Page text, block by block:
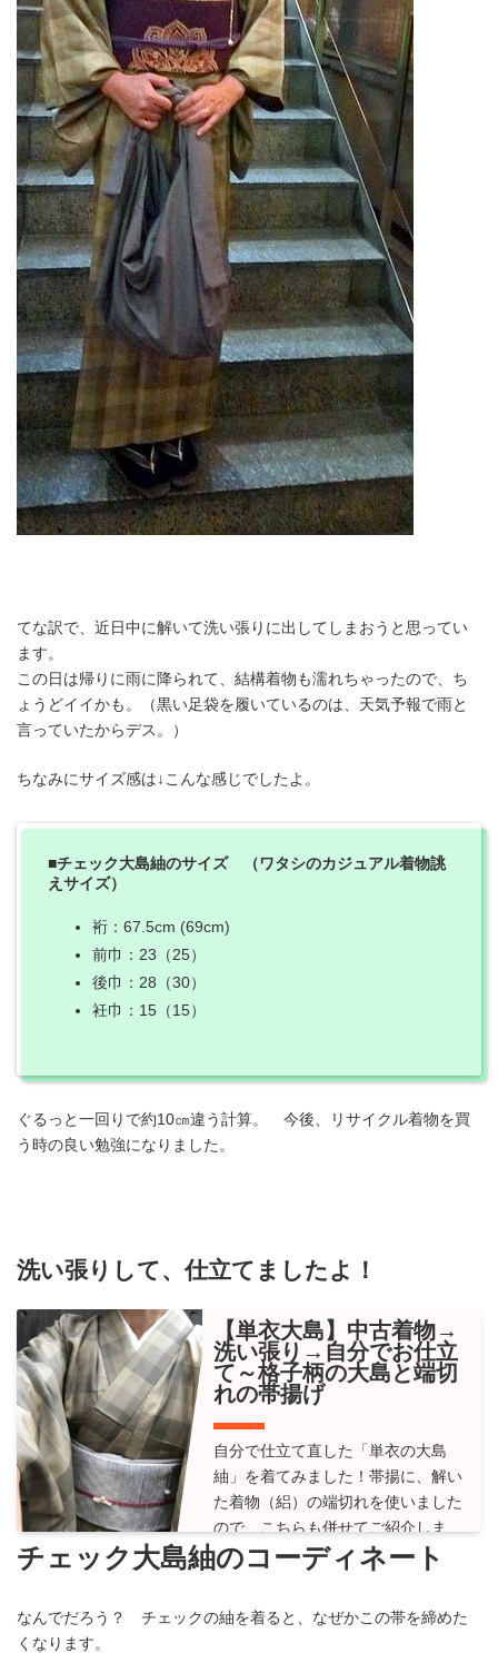
てな訳で、近日中に解いて洗い張りに出してしまおうと思ってい
ます。
この日は帰りに雨に降られて、結構着物も濡れちゃったので、ち
ょうどイイかも。（黒い足袋を履いているのは、天気予報で雨と
言っていたからデス。）
ちなみにサイズ感は↓こんな感じでしたよ。
■チェック大島紬のサイズ （ワタシのカジュアル着物誂
えサイズ）
裄：67.5cm (69cm)
前巾：23（25）
後巾：28（30）
衽巾：15（15）
ぐるっと一回りで約10㎝違う計算。 今後、リサイクル着物を買
う時の良い勉強になりました。
洗い張りして、仕立てましたよ！
【単衣大島】中古着物→
洗い張り→自分でお仕立
て～格子柄の大島と端切
れの帯揚げ
自分で仕立て直した「単衣の大島
紬」を着てみました！帯揚に、解い
た着物（絽）の端切れを使いました
ので、こちらも併せてご紹介しま
す。...
チェック大島紬のコーディネート
なんでだろう？ チェックの紬を着ると、なぜかこの帯を締めた
くなります。